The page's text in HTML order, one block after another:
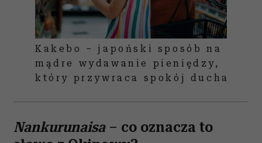
Kakebo – japoński sposób na
mądre wydawanie pieniędzy,
który przywraca spokój ducha
Nankurunaisa– co oznacza to